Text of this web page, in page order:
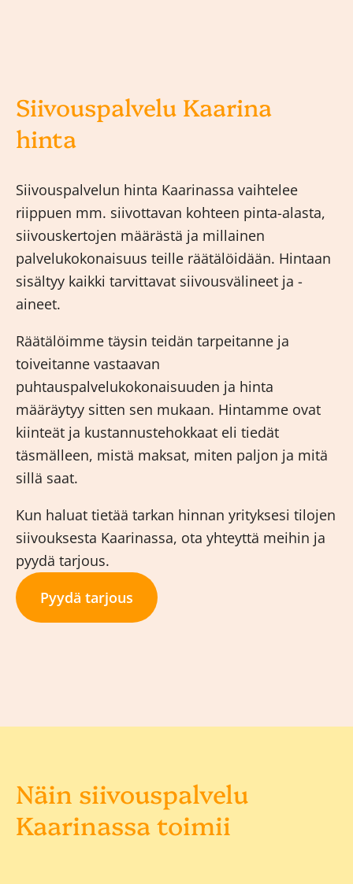
Siivouspalvelu Kaarina
hinta
Siivouspalvelun hinta Kaarinassa vaihtelee
riippuen mm. siivottavan kohteen pinta-alasta,
siivouskertojen määrästä ja millainen
palvelukokonaisuus teille räätälöidään. Hintaan
sisältyy kaikki tarvittavat siivousvälineet ja -
aineet.
Räätälöimme täysin teidän tarpeitanne ja
toiveitanne vastaavan
puhtauspalvelukokonaisuuden ja hinta
määräytyy sitten sen mukaan. Hintamme ovat
kiinteät ja kustannustehokkaat eli tiedät
täsmälleen, mistä maksat, miten paljon ja mitä
sillä saat.
Kun haluat tietää tarkan hinnan yrityksesi tilojen
siivouksesta Kaarinassa, ota yhteyttä meihin ja
pyydä tarjous.
Pyydä tarjous
Näin siivouspalvelu
Kaarinassa toimii